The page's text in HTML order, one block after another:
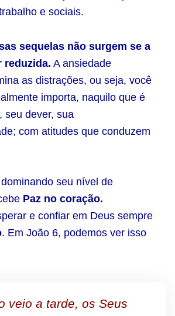
e sociais.
sequelas não surgem se a
reduzida. A ansiedade
as distrações, ou seja, você
importa, naquilo que é
seu dever, sua
com atitudes que conduzem
seu nível de
Paz no coração.
e confiar em Deus sempre
. Em João 6, podemos ver isso
veio a tarde, os Seus